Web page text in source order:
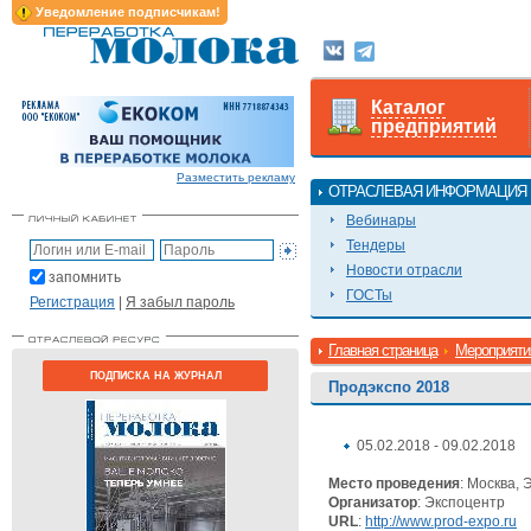
Уведомление подписчикам!
Разместить рекламу
запомнить
Регистрация | Я забыл пароль
ПОДПИСКА НА ЖУРНАЛ
Каталог
предприятий
ОТРАСЛЕВАЯ ИНФОРМАЦИЯ
Вебинары
Тендеры
Новости отрасли
ГОСТы
Главная страница
Продэкспо 2018
05.02.2018 - 09.02.2018
Место проведения: Москва,
Организатор: Экспоцентр
URL: http://www.prod-expo.ru